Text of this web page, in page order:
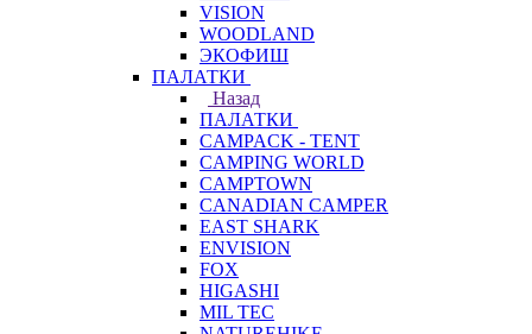
VISION
WOODLAND
ЭКОФИШ
ПАЛАТКИ
Назад
ПАЛАТКИ
CAMPACK - TENT
CAMPING WORLD
CAMPTOWN
CANADIAN CAMPER
EAST SHARK
ENVISION
FOX
HIGASHI
MIL TEC